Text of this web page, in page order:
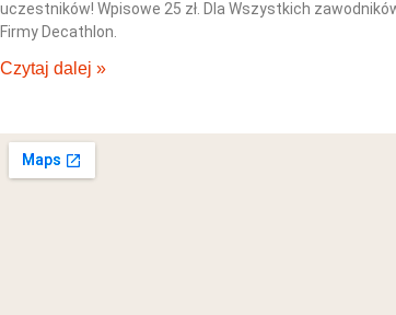
uczestników! Wpisowe 25 zł. Dla Wszystkich
Firmy Decathlon.
Czytaj dalej »